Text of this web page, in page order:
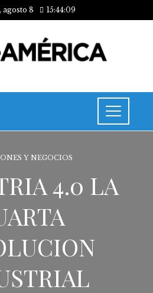
agosto 8 15:44:09
Y NEGOCIOS
4.0 LA